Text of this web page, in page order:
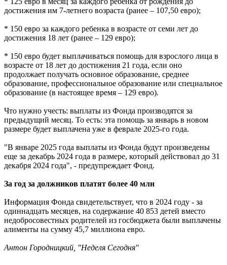
достижения им 7-летнего возраста (ранее – 107,50 евро);
* 150 евро за каждого ребенка в возрасте от семи лет до
достижения 18 лет (ранее – 129 евро);
* 150 евро будет выплачиваться помощь для взрослого лица в
возрасте от 18 лет до достижения 21 года, если оно
продолжает получать основное образование, среднее
образование, профессиональное образование или специальное
образование (в настоящее время – 129 евро).
Что нужно учесть: выплаты из Фонда производятся за
предыдущий месяц. То есть: эта помощь за январь в новом
размере будет выплачена уже в феврале 2025-го года.
"В январе 2025 года выплаты из Фонда будут произведены
еще за декабрь 2024 года в размере, который действовал до 31
декабря 2024 года", - предупреждает Фонд.
За год за должников платят более 40 млн
Информация Фонда свидетельствует, что в 2024 году - за
одиннадцать месяцев, на содержание 40 853 детей вместо
недобросовестных родителей из госбюджета были выплачены
алименты на сумму 45,7 миллиона евро.
Антон Городницкий, "Неделя Сегодня"